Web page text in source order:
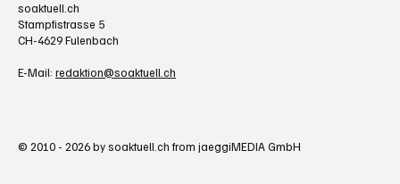
soaktuell.ch
Stampfistrasse 5
CH-4629 Fulenbach
E-Mail: redaktion@soaktuell.ch
© 2010 - 2026 by soaktuell.ch from jaeggiMEDIA GmbH